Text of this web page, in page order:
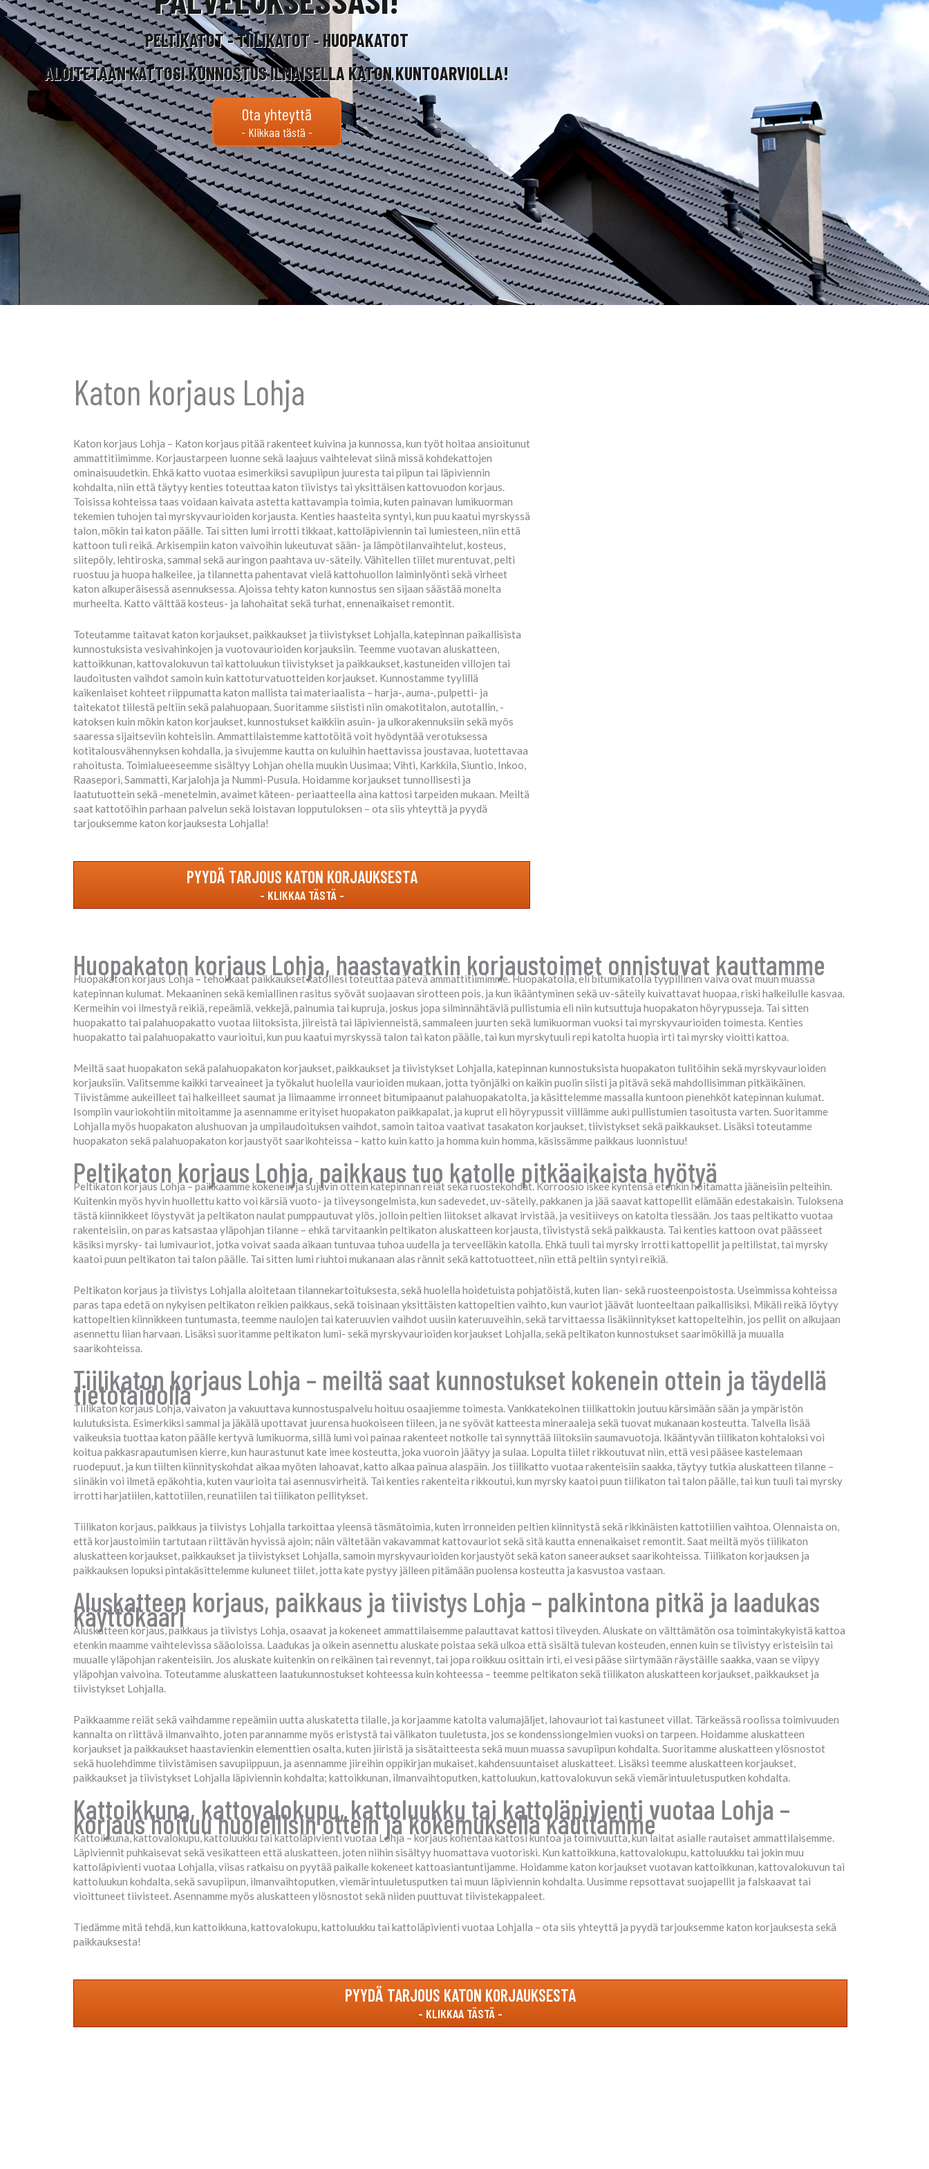
PELTIKATOT - TIILIKATOT - HUOPAKATOT
ALOITETAAN KATTOSI KUNNOSTUS ILMAISELLA KATON KUNTOARVIOLLA!
Ota yhteyttä
Katon korjaus Lohja
Katon korjaus Lohja – Katon korjaus pitää rakenteet kuivina ja kunnossa, kun työt hoitaa ansioitunut
ammattitiimimme. Korjaustarpeen luonne sekä laajuus vaihtelevat siinä missä kohdekattojen
ominaisuudetkin. Ehkä katto vuotaa esimerkiksi savupiipun juuresta tai piipun tai läpiviennin
kohdalta, niin että täytyy kenties toteuttaa katon tiivistys tai yksittäisen kattovuodon korjaus.
Toisissa kohteissa taas voidaan kaivata astetta kattavampia toimia, kuten painavan lumikuorman
tekemien tuhojen tai myrskyvaurioiden korjausta. Kenties haasteita syntyi, kun puu kaatui myrskyssä
talon, mökin tai katon päälle. Tai sitten lumi irrotti tikkaat, kattoläpiviennin tai lumiesteen, niin että
kattoon tuli reikä. Arkisempiin katon vaivoihin lukeutuvat sään- ja lämpötilanvaihtelut, kosteus,
siitepöly, lehtiroska, sammal sekä auringon paahtava uv-säteily. Vähitellen tiilet murentuvat, pelti
ruostuu ja huopa halkeilee, ja tilannetta pahentavat vielä kattohuollon laiminlyönti sekä virheet
katon alkuperäisessä asennuksessa. Ajoissa tehty katon kunnostus sen sijaan säästää monelta
murheelta. Katto välttää kosteus- ja lahohaitat sekä turhat, ennenaikaiset remontit.
Toteutamme taitavat katon korjaukset, paikkaukset ja tiivistykset Lohjalla, katepinnan paikallisista
kunnostuksista vesivahinkojen ja vuotovaurioiden korjauksiin. Teemme vuotavan aluskatteen,
kattoikkunan, kattovalokuvun tai kattoluukun tiivistykset ja paikkaukset, kastuneiden villojen tai
laudoitusten vaihdot samoin kuin kattoturvatuotteiden korjaukset. Kunnostamme tyylillä
kaikenlaiset kohteet riippumatta katon mallista tai materiaalista – harja-, auma-, pulpetti- ja
taitekatot tiilestä peltiin sekä palahuopaan. Suoritamme siististi niin omakotitalon, autotallin, -
katoksen kuin mökin katon korjaukset, kunnostukset kaikkiin asuin- ja ulkorakennuksiin sekä myös
saaressa sijaitseviin kohteisiin. Ammattilaistemme kattotöitä voit hyödyntää verotuksessa
kotitalousvähennyksen kohdalla, ja sivujemme kautta on kuluihin haettavissa joustavaa, luotettavaa
rahoitusta. Toimialueeseemme sisältyy Lohjan ohella muukin Uusimaa; Vihti, Karkkila, Siuntio, Inkoo,
Raasepori, Sammatti, Karjalohja ja Nummi-Pusula. Hoidamme korjaukset tunnollisesti ja
laatutuottein sekä -menetelmin, avaimet käteen- periaatteella aina kattosi tarpeiden mukaan. Meiltä
saat kattotöihin parhaan palvelun sekä loistavan lopputuloksen – ota siis yhteyttä ja pyydä
tarjouksemme katon korjauksesta Lohjalla!
PYYDÄ TARJOUS KATON KORJAUKSESTA
Huopakaton korjaus Lohja, haastavatkin korjaustoimet onnistuvat kauttamme
Huopakaton korjaus Lohja – tehokkaat paikkaukset katollesi toteuttaa pätevä ammattitiimimme. Huopakatolla, eli bitumikatolla tyypillinen vaiva ovat muun muassa
katepinnan kulumat. Mekaaninen sekä kemiallinen rasitus syövät suojaavan sirotteen pois, ja kun ikääntyminen sekä uv-säteily kuivattavat huopaa, riski halkeilulle kasvaa.
Kermeihin voi ilmestyä reikiä, repeämiä, vekkejä, painumia tai kupruja, joskus jopa silminnähtäviä pullistumia eli niin kutsuttuja huopakaton höyrypusseja. Tai sitten
huopakatto tai palahuopakatto vuotaa liitoksista, jiireistä tai läpivienneistä, sammaleen juurten sekä lumikuorman vuoksi tai myrskyvaurioiden toimesta. Kenties
huopakatto tai palahuopakatto vaurioitui, kun puu kaatui myrskyssä talon tai katon päälle, tai kun myrskytuuli repi katolta huopia irti tai myrsky vioitti kattoa.
Meiltä saat huopakaton sekä palahuopakaton korjaukset, paikkaukset ja tiivistykset Lohjalla, katepinnan kunnostuksista huopakaton tulitöihin sekä myrskyvaurioiden
korjauksiin. Valitsemme kaikki tarveaineet ja työkalut huolella vaurioiden mukaan, jotta työnjälki on kaikin puolin siisti ja pitävä sekä mahdollisimman pitkäikäinen.
Tiivistämme aukeilleet tai halkeilleet saumat ja liimaamme irronneet bitumipaanut palahuopakatolta, ja käsittelemme massalla kuntoon pienehköt katepinnan kulumat.
Isompiin vauriokohtiin mitoitamme ja asennamme erityiset huopakaton paikkapalat, ja kuprut eli höyrypussit viillämme auki pullistumien tasoitusta varten. Suoritamme
Lohjalla myös huopakaton alushuovan ja umpilaudoituksen vaihdot, samoin taitoa vaativat tasakaton korjaukset, tiivistykset sekä paikkaukset. Lisäksi toteutamme
huopakaton sekä palahuopakaton korjaustyöt saarikohteissa – katto kuin katto ja homma kuin homma, käsissämme paikkaus luonnistuu!
Peltikaton korjaus Lohja, paikkaus tuo katolle pitkäaikaista hyötyä
Peltikaton korjaus Lohja – paikkaamme kokenein ja sujuvin ottein katepinnan reiät sekä ruostekohdat. Korroosio iskee kyntensä etenkin hoitamatta jääneisiin pelteihin.
Kuitenkin myös hyvin huollettu katto voi kärsiä vuoto- ja tiiveysongelmista, kun sadevedet, uv-säteily, pakkanen ja jää saavat kattopellit elämään edestakaisin. Tuloksena
tästä kiinnikkeet löystyvät ja peltikaton naulat pumppautuvat ylös, jolloin peltien liitokset alkavat irvistää, ja vesitiiveys on katolta tiessään. Jos taas peltikatto vuotaa
rakenteisiin, on paras katsastaa yläpohjan tilanne – ehkä tarvitaankin peltikaton aluskatteen korjausta, tiivistystä sekä paikkausta. Tai kenties kattoon ovat päässeet
käsiksi myrsky- tai lumivauriot, jotka voivat saada aikaan tuntuvaa tuhoa uudella ja terveelläkin katolla. Ehkä tuuli tai myrsky irrotti kattopellit ja peltilistat, tai myrsky
kaatoi puun peltikaton tai talon päälle. Tai sitten lumi riuhtoi mukanaan alas rännit sekä kattotuotteet, niin että peltiin syntyi reikiä.
Peltikaton korjaus ja tiivistys Lohjalla aloitetaan tilannekartoituksesta, sekä huolella hoidetuista pohjatöistä, kuten lian- sekä ruosteenpoistosta. Useimmissa kohteissa
paras tapa edetä on nykyisen peltikaton reikien paikkaus, sekä toisinaan yksittäisten kattopeltien vaihto, kun vauriot jäävät luonteeltaan paikallisiksi. Mikäli reikä löytyy
kattopeltien kiinnikkeen tuntumasta, teemme naulojen tai kateruuvien vaihdot uusiin kateruuveihin, sekä tarvittaessa lisäkiinnitykset kattopelteihin, jos pellit on alkujaan
asennettu liian harvaan. Lisäksi suoritamme peltikaton lumi- sekä myrskyvaurioiden korjaukset Lohjalla, sekä peltikaton kunnostukset saarimökillä ja muualla
saarikohteissa.
Tiilikaton korjaus Lohja – meiltä saat kunnostukset kokenein ottein ja täydellä
tietotaidolla
Tiilikaton korjaus Lohja, vaivaton ja vakuuttava kunnostuspalvelu hoituu osaajiemme toimesta. Vankkatekoinen tiilikattokin joutuu kärsimään sään ja ympäristön
kulutuksista. Esimerkiksi sammal ja jäkälä upottavat juurensa huokoiseen tiileen, ja ne syövät katteesta mineraaleja sekä tuovat mukanaan kosteutta. Talvella lisää
vaikeuksia tuottaa katon päälle kertyvä lumikuorma, sillä lumi voi painaa rakenteet notkolle tai synnyttää liitoksiin saumavuotoja. Ikääntyvän tiilikaton kohtaloksi voi
koitua pakkasrapautumisen kierre, kun haurastunut kate imee kosteutta, joka vuoroin jäätyy ja sulaa. Lopulta tiilet rikkoutuvat niin, että vesi pääsee kastelemaan
ruodepuut, ja kun tiilten kiinnityskohdat aikaa myöten lahoavat, katto alkaa painua alaspäin. Jos tiilikatto vuotaa rakenteisiin saakka, täytyy tutkia aluskatteen tilanne –
siinäkin voi ilmetä epäkohtia, kuten vaurioita tai asennusvirheitä. Tai kenties rakenteita rikkoutui, kun myrsky kaatoi puun tiilikaton tai talon päälle, tai kun tuuli tai myrsky
irrotti harjatiilen, kattotiilen, reunatiilen tai tiilikaton pellitykset.
Tiilikaton korjaus, paikkaus ja tiivistys Lohjalla tarkoittaa yleensä täsmätoimia, kuten irronneiden peltien kiinnitystä sekä rikkinäisten kattotiilien vaihtoa. Olennaista on,
että korjaustoimiin tartutaan riittävän hyvissä ajoin; näin vältetään vakavammat kattovauriot sekä sitä kautta ennenaikaiset remontit. Saat meiltä myös tiilikaton
aluskatteen korjaukset, paikkaukset ja tiivistykset Lohjalla, samoin myrskyvaurioiden korjaustyöt sekä katon saneeraukset saarikohteissa. Tiilikaton korjauksen ja
paikkauksen lopuksi pintakäsittelemme kuluneet tiilet, jotta kate pystyy jälleen pitämään puolensa kosteutta ja kasvustoa vastaan.
Aluskatteen korjaus, paikkaus ja tiivistys Lohja – palkintona pitkä ja laadukas
käyttökaari
Aluskatteen korjaus, paikkaus ja tiivistys Lohja, osaavat ja kokeneet ammattilaisemme palauttavat kattosi tiiveyden. Aluskate on välttämätön osa toimintakykyistä kattoa
etenkin maamme vaihtelevissa sääoloissa. Laadukas ja oikein asennettu aluskate poistaa sekä ulkoa että sisältä tulevan kosteuden, ennen kuin se tiivistyy eristeisiin tai
muualle yläpohjan rakenteisiin. Jos aluskate kuitenkin on reikäinen tai revennyt, tai jopa roikkuu osittain irti, ei vesi pääse siirtymään räystäille saakka, vaan se viipyy
yläpohjan vaivoina. Toteutamme aluskatteen laatukunnostukset kohteessa kuin kohteessa – teemme peltikaton sekä tiilikaton aluskatteen korjaukset, paikkaukset ja
tiivistykset Lohjalla.
Paikkaamme reiät sekä vaihdamme repeämiin uutta aluskatetta tilalle, ja korjaamme katolta valumajäljet, lahovauriot tai kastuneet villat. Tärkeässä roolissa toimivuuden
kannalta on riittävä ilmanvaihto, joten parannamme myös eristystä tai välikaton tuuletusta, jos se kondenssiongelmien vuoksi on tarpeen. Hoidamme aluskatteen
korjaukset ja paikkaukset haastavienkin elementtien osalta, kuten jiiristä ja sisätaitteesta sekä muun muassa savupiipun kohdalta. Suoritamme aluskatteen ylösnostot
sekä huolehdimme tiivistämisen savupiippuun, ja asennamme jiireihin oppikirjan mukaiset, kahdensuuntaiset aluskatteet. Lisäksi teemme aluskatteen korjaukset,
paikkaukset ja tiivistykset Lohjalla läpiviennin kohdalta; kattoikkunan, ilmanvaihtoputken, kattoluukun, kattovalokuvun sekä viemärintuuletusputken kohdalta.
Kattoikkuna, kattovalokupu, kattoluukku tai kattoläpivienti vuotaa Lohja –
korjaus hoituu huolellisin ottein ja kokemuksella kauttamme
Kattoikkuna, kattovalokupu, kattoluukku tai kattoläpivienti vuotaa Lohja – korjaus kohentaa kattosi kuntoa ja toimivuutta, kun laitat asialle rautaiset ammattilaisemme.
Läpiviennit puhkaisevat sekä vesikatteen että aluskatteen, joten niihin sisältyy huomattava vuotoriski. Kun kattoikkuna, kattovalokupu, kattoluukku tai jokin muu
kattoläpivienti vuotaa Lohjalla, viisas ratkaisu on pyytää paikalle kokeneet kattoasiantuntijamme. Hoidamme katon korjaukset vuotavan kattoikkunan, kattovalokuvun tai
kattoluukun kohdalta, sekä savupiipun, ilmanvaihtoputken, viemärintuuletusputken tai muun läpiviennin kohdalta. Uusimme repsottavat suojapellit ja falskaavat tai
vioittuneet tiivisteet. Asennamme myös aluskatteen ylösnostot sekä niiden puuttuvat tiivistekappaleet.
Tiedämme mitä tehdä, kun kattoikkuna, kattovalokupu, kattoluukku tai kattoläpivienti vuotaa Lohjalla – ota siis yhteyttä ja pyydä tarjouksemme katon korjauksesta sekä
paikkauksesta!
PYYDÄ TARJOUS KATON KORJAUKSESTA